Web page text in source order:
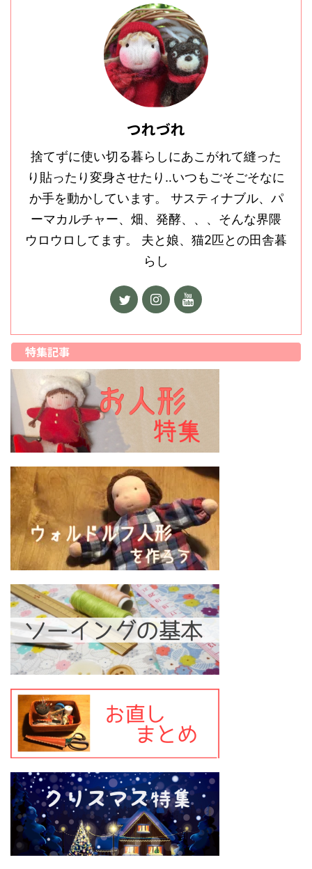
つれづれ
捨てずに使い切る暮らしにあこがれて縫った
り貼ったり変身させたり‥いつもごそごそなに
か手を動かしています。 サスティナブル、パ
ーマカルチャー、畑、発酵、、、そんな界隈
ウロウロしてます。 夫と娘、猫2匹との田舎暮
らし
特集記事